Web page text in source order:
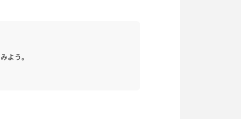
よう。